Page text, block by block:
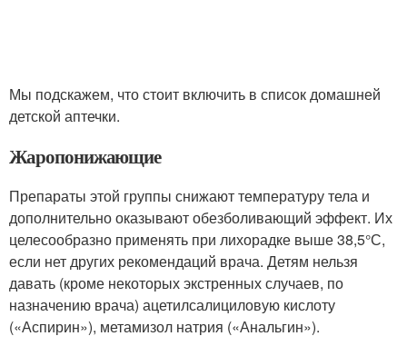
Мы подскажем, что стоит включить в список домашней
детской аптечки.
Жаропонижающие
Препараты этой группы снижают температуру тела и
дополнительно оказывают обезболивающий эффект. Их
целесообразно применять при лихорадке выше 38,5°С,
если нет других рекомендаций врача. Детям нельзя
давать (кроме некоторых экстренных случаев, по
назначению врача) ацетилсалициловую кислоту
(«Аспирин»), метамизол натрия («Анальгин»).